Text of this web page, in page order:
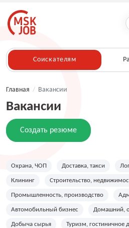
Соискателям
Главная / Вакансии
Вакансии
Создать резюме
Охрана, ЧОП Доставка, такси
Клининг Строительство,
Промышленность, производство
Автомобильный бизнес Домашний,
Добыча сырья Туризм, гостиничное